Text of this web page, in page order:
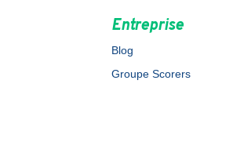
Entreprise
Blog
Groupe Scorers